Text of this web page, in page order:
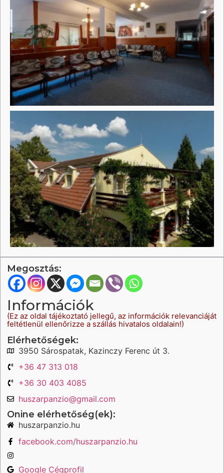
Megosztás:
Információk
(Ez az oldal tájékoztató jellegű, az információk relevanciáját
feltétlenül ellenőrizze a szállás hivatalos oldalain!)
Elérhetőségek:
3950 Sárospatak, Kazinczy Ferenc út 3.
+36 47 313 018
+36 30 403 4085
huszarpanzio@gmail.com
Onine elérhetőség(ek):
huszarpanzio.hu
facebook.com/huszarpanzio.hu
Google Cégprofil